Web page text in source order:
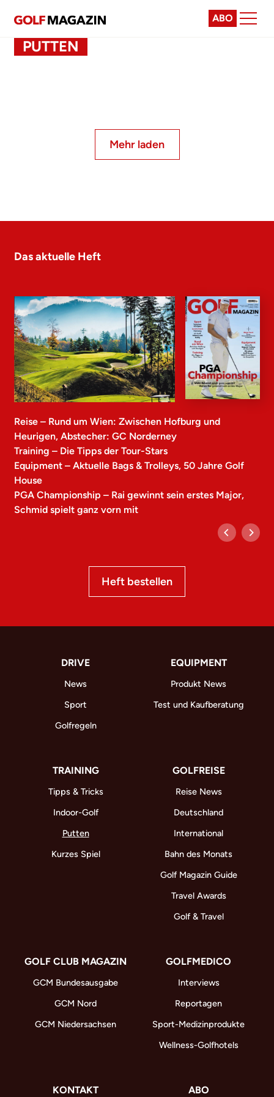
ABO
PUTTEN
Mehr laden
Das aktuelle Heft
Reise – Rund um Wien: Zwischen Hofburg und
Heurigen, Abstecher: GC Norderney
Training – Die Tipps der Tour-Stars
Equipment – Aktuelle Bags & Trolleys, 50 Jahre Golf
House
PGA Championship – Rai gewinnt sein erstes Major,
Schmid spielt ganz vorn mit
Heft bestellen
DRIVE
News
Sport
Golfregeln
EQUIPMENT
Produkt News
Test und Kaufberatung
TRAINING
Tipps & Tricks
Indoor-Golf
Putten
Kurzes Spiel
GOLFREISE
Reise News
Deutschland
International
Bahn des Monats
Golf Magazin Guide
Travel Awards
Golf & Travel
GOLF CLUB MAGAZIN
GCM Bundesausgabe
GCM Nord
GCM Niedersachsen
GOLFMEDICO
Interviews
Reportagen
Sport-Medizinprodukte
Wellness-Golfhotels
KONTAKT ABO